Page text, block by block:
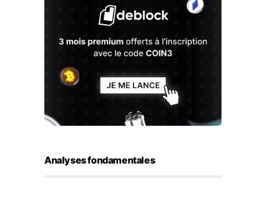
Analyses fondamentales